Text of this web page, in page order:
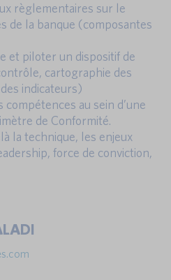
règlementaires sur le
de la banque (composantes
et piloter un dispositif de
cartographie des
indicateurs)
au sein d’une
de Conformité.
la technique, les enjeux
force de conviction,